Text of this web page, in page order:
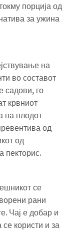
порција од
за ужина
на
во составот
садови, го
крвниот
на плодот
од
од
пекторис.
се
рани
Чај е добар и
користи и за